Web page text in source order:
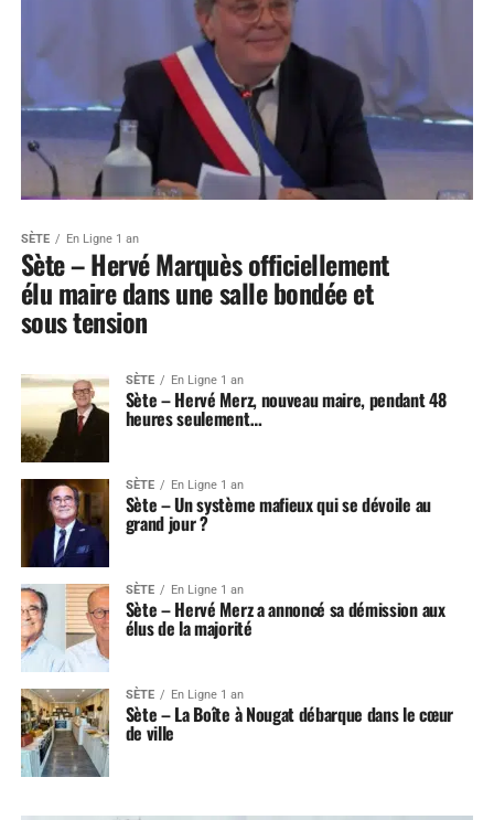
SÈTE En Ligne 1 an
Sète – Hervé Marquès officiellement
élu maire dans une salle bondée et
sous tension
SÈTE En Ligne 1 an
Sète – Hervé Merz, nouveau maire, pendant 48
heures seulement…
SÈTE En Ligne 1 an
Sète – Un système mafieux qui se dévoile au
grand jour ?
SÈTE En Ligne 1 an
Sète – Hervé Merz a annoncé sa démission aux
élus de la majorité
SÈTE En Ligne 1 an
Sète – La Boîte à Nougat débarque dans le cœur
de ville